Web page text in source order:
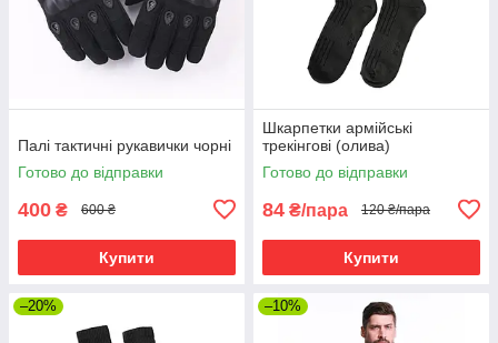
Палі тактичні рукавички чорні
Готово до відправки
400 ₴ 600 ₴
Купити
Шкарпетки армійські
трекінгові (олива)
Готово до відправки
84 ₴/пара 120 ₴/пара
Купити
–20% –10%